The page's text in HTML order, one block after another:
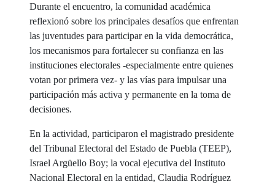
Durante el encuentro, la comunidad académica
reflexionó sobre los principales desafíos que enfrentan
las juventudes para participar en la vida democrática,
los mecanismos para fortalecer su confianza en las
instituciones electorales -especialmente entre quienes
votan por primera vez- y las vías para impulsar una
participación más activa y permanente en la toma de
decisiones.
En la actividad, participaron el magistrado presidente
del Tribunal Electoral del Estado de Puebla (TEEP),
Israel Argüello Boy; la vocal ejecutiva del Instituto
Nacional Electoral en la entidad, Claudia Rodríguez